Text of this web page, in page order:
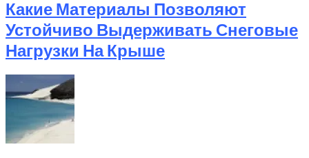
Какие Материалы Позволяют
Устойчиво Выдерживать Снеговые
Нагрузки На Крыше